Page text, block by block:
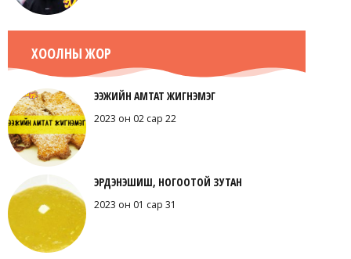
ХООЛНЫ ЖОР
ЭЭЖИЙН АМТАТ ЖИГНЭМЭГ
2023 он 02 сар 22
ЭРДЭНЭШИШ, НОГООТОЙ ЗУТАН
2023 он 01 сар 31